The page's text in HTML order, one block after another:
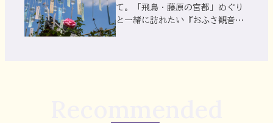
て。「飛鳥・藤原の宮都」めぐり
と一緒に訪れたい『おふさ観音』